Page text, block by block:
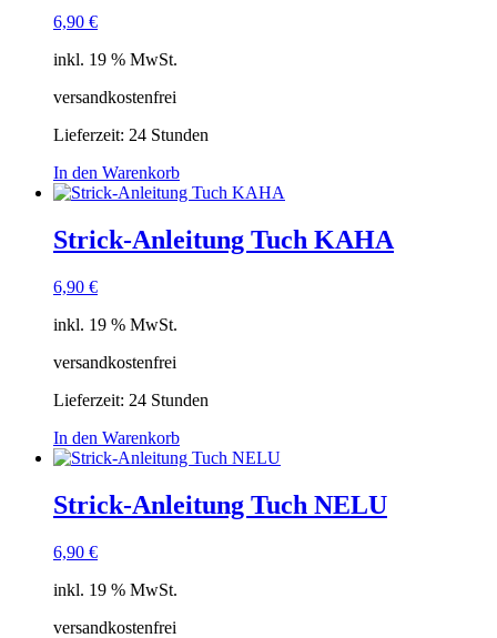
6,90 €
inkl. 19 % MwSt.
versandkostenfrei
Lieferzeit: 24 Stunden
In den Warenkorb
Strick-Anleitung Tuch KAHA
6,90 €
inkl. 19 % MwSt.
versandkostenfrei
Lieferzeit: 24 Stunden
In den Warenkorb
Strick-Anleitung Tuch NELU
6,90 €
inkl. 19 % MwSt.
versandkostenfrei